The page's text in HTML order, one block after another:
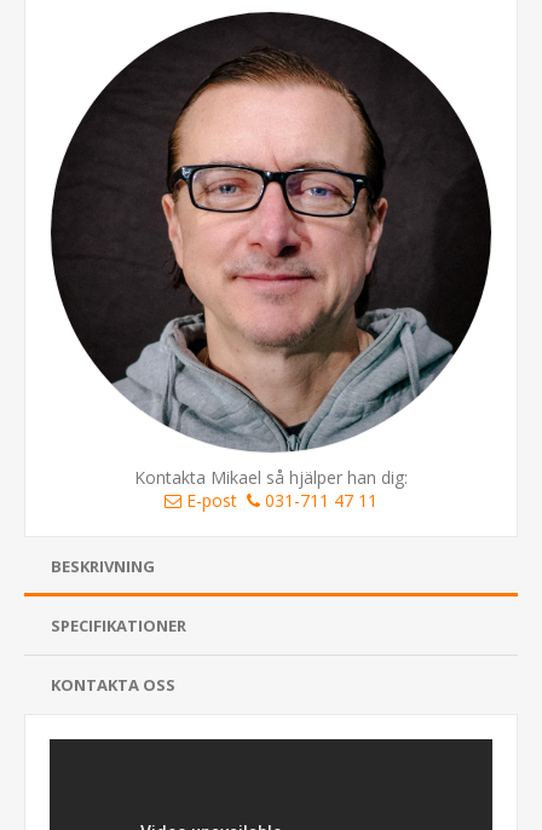
Kontakta Mikael så hjälper han dig:
E-post
031-711 47 11
BESKRIVNING
SPECIFIKATIONER
KONTAKTA OSS